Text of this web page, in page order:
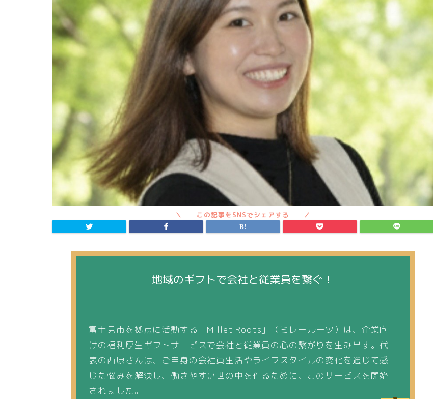
地域のギフトで会社と従業員を繋ぐ！
富士見市を拠点に活動する「Millet Roots」（ミレールーツ）は、企業向
けの福利厚生ギフトサービスで会社と従業員の心の繋がりを生み出す。代
表の西原さんは、ご自身の会社員生活やライフスタイルの変化を通じて感
じた悩みを解決し、働きやすい世の中を作るために、このサービスを開始
されました。